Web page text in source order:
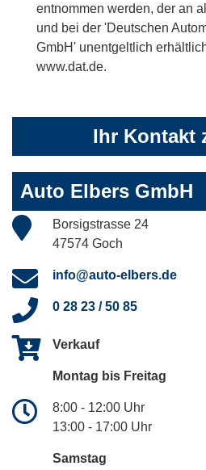
entnommen werden, der an
und bei der 'Deutschen
GmbH' unentgeltlich
www.dat.de.
Ihr Kontakt
Auto Elbers GmbH
Borsigstrasse 24
47574 Goch
info@auto-elbers.de
0 28 23 / 50 85
Verkauf
Montag bis Freitag
8:00 - 12:00 Uhr
13:00 - 17:00 Uhr
Samstag